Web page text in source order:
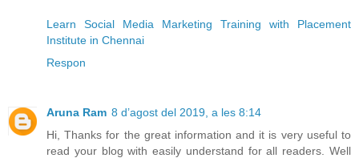
Learn Social Media Marketing Training with Placement
Institute in Chennai
Respon
Aruna Ram 8 d’agost del 2019, a les 8:14
Hi, Thanks for the great information and it is very useful to
read your blog with easily understand for all readers. Well